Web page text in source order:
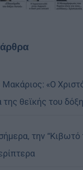
«Ο
θεϊκής του
την “Κιβωτό